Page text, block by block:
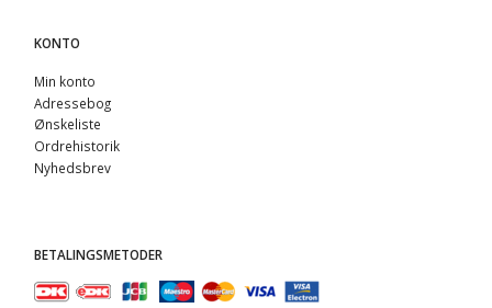
KONTO
Min konto
Adressebog
Ønskeliste
Ordrehistorik
Nyhedsbrev
BETALINGSMETODER